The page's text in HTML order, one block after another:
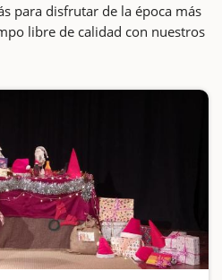
para disfrutar de la época más
libre de calidad con nuestros